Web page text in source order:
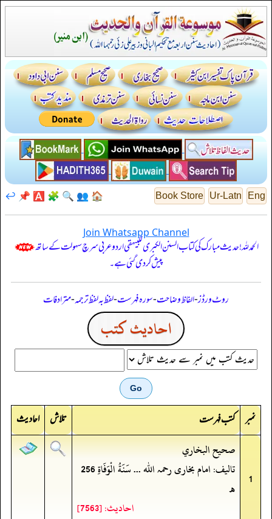
Eng
Ur-Latn
Book Store
🏠
👥
🔍
🧩
🅰️
📌
↩️
Join Whatsapp Channel
الحمدللہ! حدیث مبارک کی کتاب السنن الكبرى للبيهقي اردو عربی سرچ سہولت کے ساتھ
پیش کر دی گئی ہے۔
روٹ ورڈز-الفاظ وضاحت-سورہ فہرست-لفظ بہ لفظ ترجمہ-مترادفات
احاديث كتب
نمبر کتب فہرست تلاش احادیث
1
صحيح البخاري
تالیف: امام بخاری رحمہ اللہ ... سَنَةُ الْوَفَاةِ 256
ھ
احادیث: [7563]